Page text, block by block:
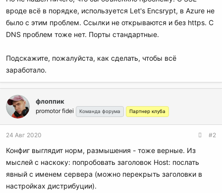
вроде всё в порядке, используется Let's Encsrypt, в Azure не
было с этим проблем. Ссылки не открываются и без https. С
DNS проблем тоже нет. Порты стандартные.
Подскажите, пожалуйста, как сделать, чтобы всё
заработало.
флоппик
promotor fidei Команда форума Партнер клуба
24 Авг 2020 #2
Конфиг выглядит норм, размышения - тоже верные. Из
мыслей с наскоку: попробовать заголовок Host: послать
явный с именем сервера (можно перекрыть заголовки в
настройках дистрибуции).